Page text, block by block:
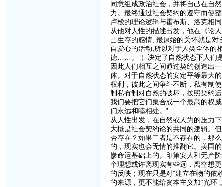
同意组成政治社会，并将自己在自
力。最终通过社会契约的遵守而使
卢梭的理论逻辑与霍布斯、洛克相
从他对人性的描述出发，他在《论
己生存的感情; 最原始的关怀就是对
自爱心的活动,所以对于人类全体
德……。”）决定了自然状态下人们
因此人们相互之间通过契约创造出
体。对于自然状态的安定平等最大
权利，彼此之间争斗不断，私有制
制私有制对自然的破坏，按照契约
我们要把它们集合成一个最高的权
们永远和睦相处。”
从人性出发，在自然或人为的压力
大概是社会契约论的共同的逻辑。
否存在？如果二者是不存在的，那
的，现实也会无情的推翻它。美国
惨命运基础上的。印第安人和无产
个理想或许离现实有些远，离空想
的反映；现在只是对”建立在物的
的来源，更不能给资本主义加“光环”